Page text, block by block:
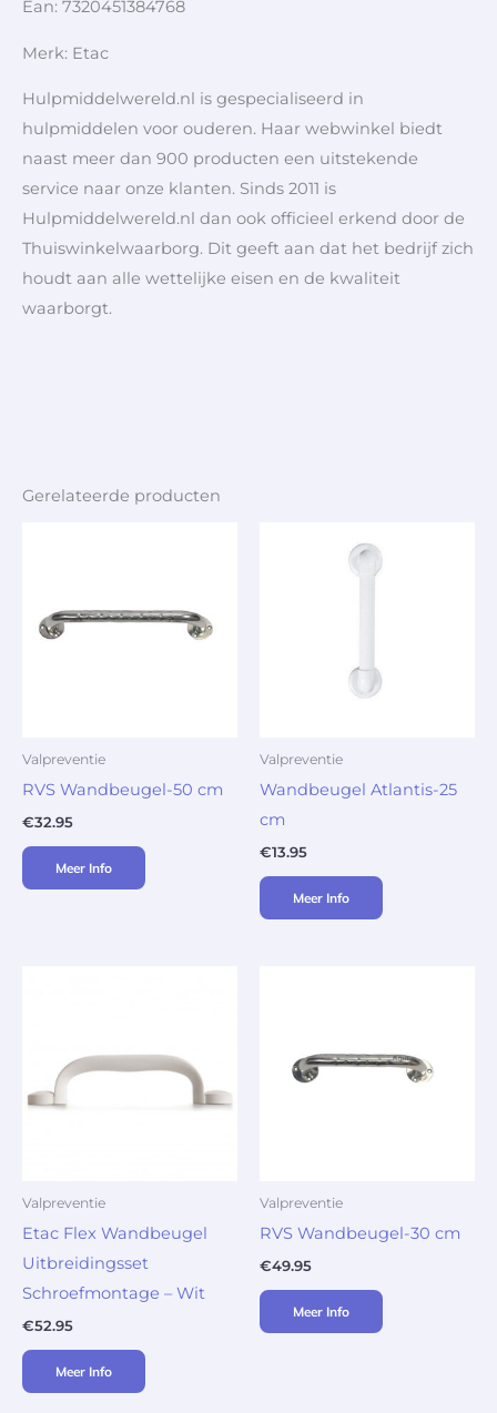
Ean: 7320451384768
Merk: Etac
Hulpmiddelwereld.nl is gespecialiseerd in
hulpmiddelen voor ouderen. Haar webwinkel biedt
naast meer dan 900 producten een uitstekende
service naar onze klanten. Sinds 2011 is
Hulpmiddelwereld.nl dan ook officieel erkend door de
Thuiswinkelwaarborg. Dit geeft aan dat het bedrijf zich
houdt aan alle wettelijke eisen en de kwaliteit
waarborgt.
Gerelateerde producten
Valpreventie
RVS Wandbeugel-50 cm
€32.95
Meer Info
Valpreventie
Wandbeugel Atlantis-25
cm
€13.95
Meer Info
Valpreventie
Etac Flex Wandbeugel
Uitbreidingsset
Schroefmontage – Wit
€52.95
Meer Info
Valpreventie
RVS Wandbeugel-30 cm
€49.95
Meer Info